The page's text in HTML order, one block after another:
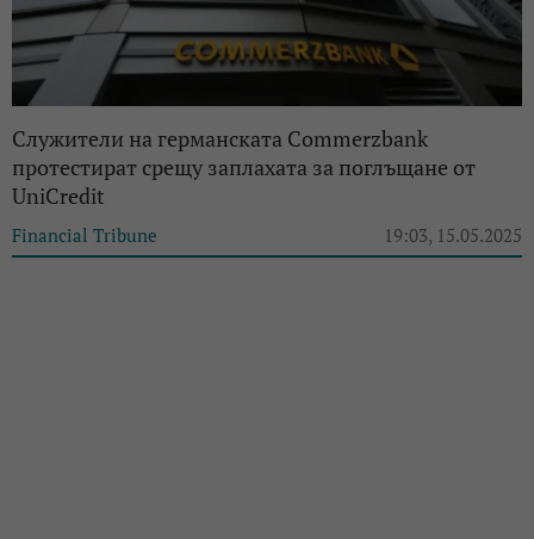
Служители на германската Commerzbank
протестират срещу заплахата за поглъщане от
UniCredit
Financial Tribune 19:03, 15.05.2025